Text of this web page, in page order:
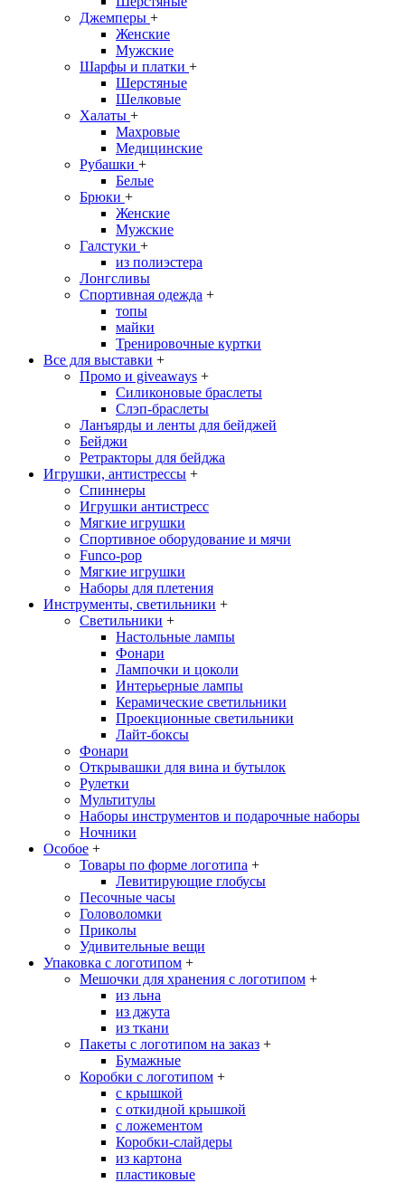
Джемперы +
Женские
Мужские
Шарфы и платки +
Шерстяные
Шелковые
Халаты +
Махровые
Медицинские
Рубашки +
Белые
Брюки +
Женские
Мужские
Галстуки +
из полиэстера
Лонгсливы
Спортивная одежда +
топы
майки
Тренировочные куртки
Все для выставки +
Промо и giveaways +
Силиконовые браслеты
Cлэп-браслеты
Ланъярды и ленты для бейджей
Бейджи
Ретракторы для бейджа
Игрушки, антистрессы +
Спиннеры
Игрушки антистресс
Мягкие игрушки
Спортивное оборудование и мячи
Funco-pop
Мягкие игрушки
Наборы для плетения
Инструменты, светильники +
Светильники +
Настольные лампы
Фонари
Лампочки и цоколи
Интерьерные лампы
Керамические светильники
Проекционные светильники
Лайт-боксы
Фонари
Открывашки для вина и бутылок
Рулетки
Мультитулы
Наборы инструментов и подарочные наборы
Ночники
Особое +
Товары по форме логотипа +
Левитирующие глобусы
Песочные часы
Головоломки
Приколы
Удивительные вещи
Упаковка с логотипом +
Мешочки для хранения с логотипом +
из льна
из джута
из ткани
Пакеты с логотипом на заказ +
Бумажные
Коробки с логотипом +
с крышкой
с откидной крышкой
с ложементом
Коробки-слайдеры
из картона
пластиковые